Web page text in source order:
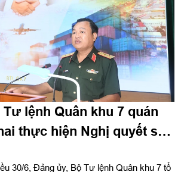
lệnh Quân khu 7 quán
thực hiện Nghị quyết số
30/6, Đảng ủy, Bộ Tư lệnh Quân khu 7 tổ